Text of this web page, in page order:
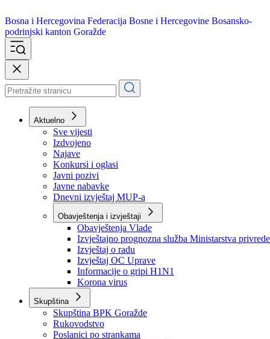
Bosna i Hercegovina
podrinjski kanton Goražde
Aktuelno
Sve vijesti
Izdvojeno
Najave
Konkursi i oglasi
Javni pozivi
Javne nabavke
Dnevni izvještaj MUP-a
Obavještenja i izvještaji
Obavještenja Vlade
Izvještajno prognozna služba Ministarstva privrede
Izvještaj o radu
Izvještaj OC Uprave
Informacije o gripi H1N1
Korona virus
Skupština